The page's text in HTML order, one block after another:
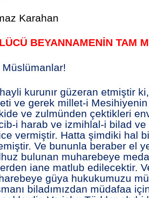
Karahan
BEYANNAMENİN TAM
Müslümanlar!
kurunır güzeran etmiştir
ve gerek millet-i Mesihiyenin
ve zulmünden çektikleri
i harab ve izmihlal-i bilad
vermiştir. Hatta şimdiki hal
Ve bununla beraber el
bulunan muharebeye
iane matlub edilecektir.
güya hukukumuzu
biladımızdan müdafaa